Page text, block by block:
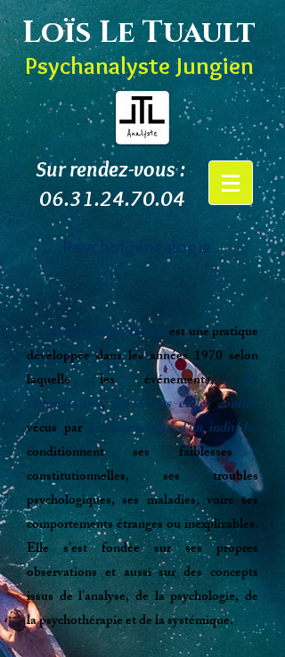
Loïs Le Tuault
Psychanalyste Jungien
Sur rendez-vous :
06.31.24.70.04
Psycholgénéalogie
La psychogénéalogieest une pratique
développée dans lesannées 1970 selon
laquelle les événements, les
traumatismes, les secrets et les conflits
vécus par les ascendants d'un individu
conditionnent ses faiblesses
constitutionnelles, ses troubles
psychologiques, ses maladies, voire ses
comportements étranges ou inexplicables.
Elle s'est fondée sur ses propres
observations et aussi sur des concepts
issus de l'analyse, de lapsychologie, de
lapsychothérapieet de lasystémique.